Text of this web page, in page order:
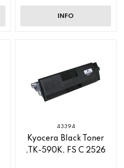
INFO
43394
Kyocera Black Toner
,TK-590K, FS C 2526